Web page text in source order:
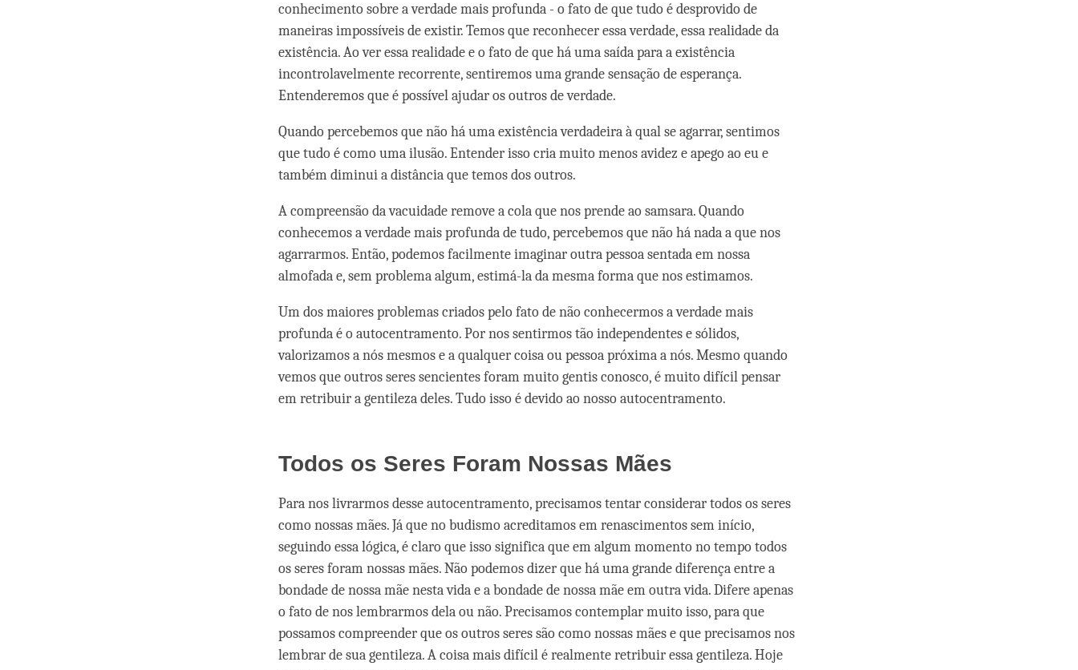
conhecimento sobre a verdade mais profunda - o fato de que tudo é desprovido de
maneiras impossíveis de existir. Temos que reconhecer essa verdade, essa realidade da
existência. Ao ver essa realidade e o fato de que há uma saída para a existência
incontrolavelmente recorrente, sentiremos uma grande sensação de esperança.
Entenderemos que é possível ajudar os outros de verdade.
Quando percebemos que não há uma existência verdadeira à qual se agarrar, sentimos
que tudo é como uma ilusão. Entender isso cria muito menos avidez e apego ao eu e
também diminui a distância que temos dos outros.
A compreensão da vacuidade remove a cola que nos prende ao samsara. Quando
conhecemos a verdade mais profunda de tudo, percebemos que não há nada a que nos
agarrarmos. Então, podemos facilmente imaginar outra pessoa sentada em nossa
almofada e, sem problema algum, estimá-la da mesma forma que nos estimamos.
Um dos maiores problemas criados pelo fato de não conhecermos a verdade mais
profunda é o autocentramento. Por nos sentirmos tão independentes e sólidos,
valorizamos a nós mesmos e a qualquer coisa ou pessoa próxima a nós. Mesmo quando
vemos que outros seres sencientes foram muito gentis conosco, é muito difícil pensar
em retribuir a gentileza deles. Tudo isso é devido ao nosso autocentramento.
Todos os Seres Foram Nossas Mães
Para nos livrarmos desse autocentramento, precisamos tentar considerar todos os seres
como nossas mães. Já que no budismo acreditamos em renascimentos sem início,
seguindo essa lógica, é claro que isso significa que em algum momento no tempo todos
os seres foram nossas mães. Não podemos dizer que há uma grande diferença entre a
bondade de nossa mãe nesta vida e a bondade de nossa mãe em outra vida. Difere apenas
o fato de nos lembrarmos dela ou não. Precisamos contemplar muito isso, para que
possamos compreender que os outros seres são como nossas mães e que precisamos nos
lembrar de sua gentileza. A coisa mais difícil é realmente retribuir essa gentileza. Hoje